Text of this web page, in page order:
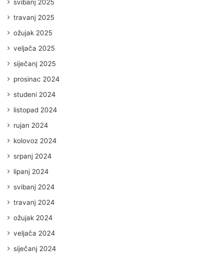
svibanj 2025
travanj 2025
ožujak 2025
veljača 2025
siječanj 2025
prosinac 2024
studeni 2024
listopad 2024
rujan 2024
kolovoz 2024
srpanj 2024
lipanj 2024
svibanj 2024
travanj 2024
ožujak 2024
veljača 2024
siječanj 2024